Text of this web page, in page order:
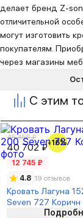
делает бренд Z-
отличительной
могут изготовить
покупателям.
через магазины
С этим
48 455 ₽
40 702 ₽-16%
12 745 ₽
4.8 19 отзывов
Кровать Лагуна
Seven 727 Коричн